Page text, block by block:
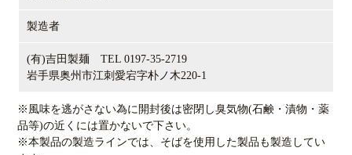
製造者
(有)吉田製麺 TEL 0197-35-2719
岩手県奥州市江刺愛宕字朴ノ木220-1
※風味を逃がさない為に開封後は密閉し臭気物(石鹸・漬物・薬
品等)の近くには置かないで下さい。
※本製品の製造ラインでは、そばを使用した製品も製造してい